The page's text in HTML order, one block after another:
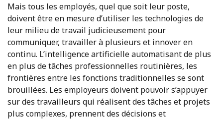
Mais tous les employés, quel que soit leur poste,
doivent être en mesure d’utiliser les technologies de
leur milieu de travail judicieusement pour
communiquer, travailler à plusieurs et innover en
continu. L’intelligence artificielle automatisant de plus
en plus de tâches professionnelles routinières, les
frontières entre les fonctions traditionnelles se sont
brouillées. Les employeurs doivent pouvoir s’appuyer
sur des travailleurs qui réalisent des tâches et projets
plus complexes, prennent des décisions et